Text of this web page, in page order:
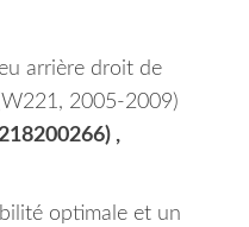
arrière droit de
2005-2009)
,
optimale et un